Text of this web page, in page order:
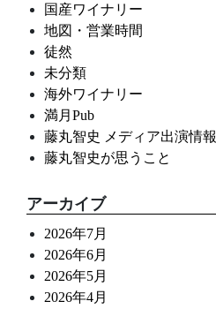
国産ワイナリー
地図・営業時間
徒然
未分類
海外ワイナリー
満月Pub
藤丸智史 メディア出演情報
藤丸智史が思うこと
アーカイブ
2026年7月
2026年6月
2026年5月
2026年4月